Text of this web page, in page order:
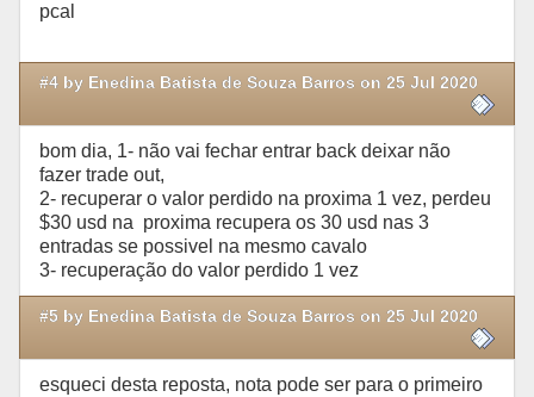
pcal
#4 by Enedina Batista de Souza Barros on 25 Jul 2020
bom dia, 1- não vai fechar entrar back deixar não
fazer trade out,
2- recuperar o valor perdido na proxima 1 vez, perdeu
$30 usd na proxima recupera os 30 usd nas 3
entradas se possivel na mesmo cavalo
3- recuperação do valor perdido 1 vez
#5 by Enedina Batista de Souza Barros on 25 Jul 2020
esqueci desta reposta, nota pode ser para o primeiro